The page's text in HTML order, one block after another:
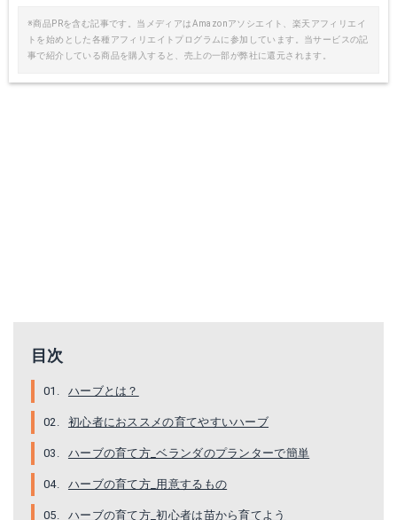
※商品PRを含む記事です。当メディアはAmazonアソシエイト、楽天アフィリエイ
トを始めとした各種アフィリエイトプログラムに参加しています。当サービスの記
事で紹介している商品を購入すると、売上の一部が弊社に還元されます。
目次
ハーブとは？
初心者におススメの育てやすいハーブ
ハーブの育て方_ベランダのプランターで簡単
ハーブの育て方_用意するもの
ハーブの育て方_初心者は苗から育てよう